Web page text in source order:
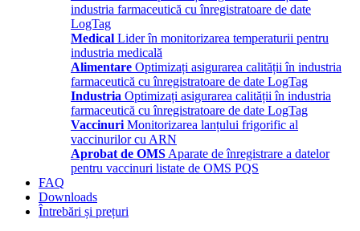
industria farmaceutică cu înregistratoare de date
LogTag
Medical Lider în monitorizarea temperaturii pentru
industria medicală
Alimentare Optimizați asigurarea calității în industria
farmaceutică cu înregistratoare de date LogTag
Industria Optimizați asigurarea calității în industria
farmaceutică cu înregistratoare de date LogTag
Vaccinuri Monitorizarea lanțului frigorific al
vaccinurilor cu ARN
Aprobat de OMS Aparate de înregistrare a datelor
pentru vaccinuri listate de OMS PQS
FAQ
Downloads
Întrebări și prețuri